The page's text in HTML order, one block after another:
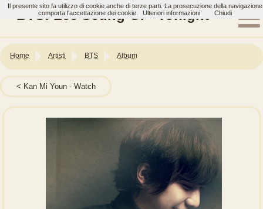
BTS: Lee Seung Gi - Tonight
Home Artisti BTS Album
Kan Mi Youn - Watch
Il presente sito fa utilizzo di cookie anche di terze parti. La prosecuzione della navigazione
comporta l'accettazione dei cookie.
Ulteriori informazioni Chiudi